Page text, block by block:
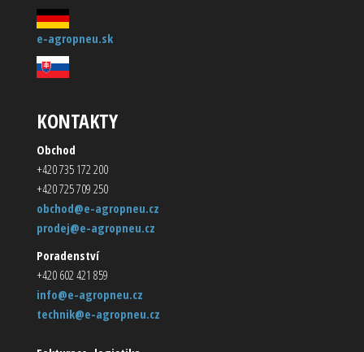
e-agropneu.sk
KONTAKTY
Obchod
+420 735 172 200
+420 725 709 250
obchod@e-agropneu.cz
prodej@e-agropneu.cz
Poradenství
+420 602 421 859
info@e-agropneu.cz
technik@e-agropneu.cz